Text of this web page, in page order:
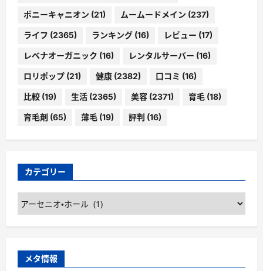
ポニーキャニオン (21) ムームードメイン (237)
ライフ (2365) ランキング (16) レビュー (17)
レベナオーガニック (16) レンタルサーバー (16)
ロリポップ (21) 健康 (2382) 口コミ (16)
比較 (19) 生活 (2365) 美容 (2371) 育毛 (18)
育毛剤 (65) 薄毛 (19) 評判 (16)
カテゴリー
ゴ
ー
メタ情報